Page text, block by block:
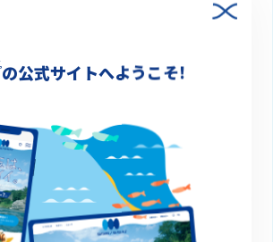
1
の公式サイトへようこそ!